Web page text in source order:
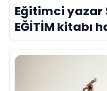
Eğitimci yazar
EĞİTİM kitabı
devam ediyor